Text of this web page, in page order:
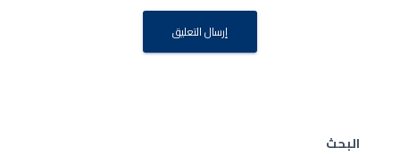
البحث